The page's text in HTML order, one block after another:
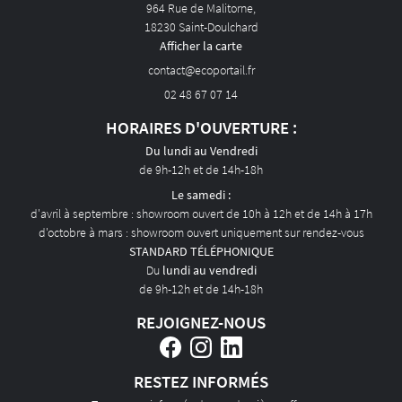
964 Rue de Malitorne,
18230 Saint-Doulchard
Afficher la carte
02 48 67 07 14
HORAIRES D'OUVERTURE :
Du lundi au Vendredi
de 9h-12h et de 14h-18h
Le samedi :
d'avril à septembre : showroom ouvert de 10h à 12h et de 14h à 17h
d'octobre à mars : showroom ouvert uniquement sur rendez-vous
STANDARD TÉLÉPHONIQUE
Du lundi au vendredi
de 9h-12h et de 14h-18h
REJOIGNEZ-NOUS
RESTEZ INFORMÉS